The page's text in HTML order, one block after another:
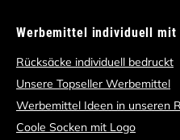
Werbemittel individuell mit
Rücksäcke individuell bedruckt
Unsere Topseller Werbemittel
Werbemittel Ideen in unseren
Coole Socken mit Logo